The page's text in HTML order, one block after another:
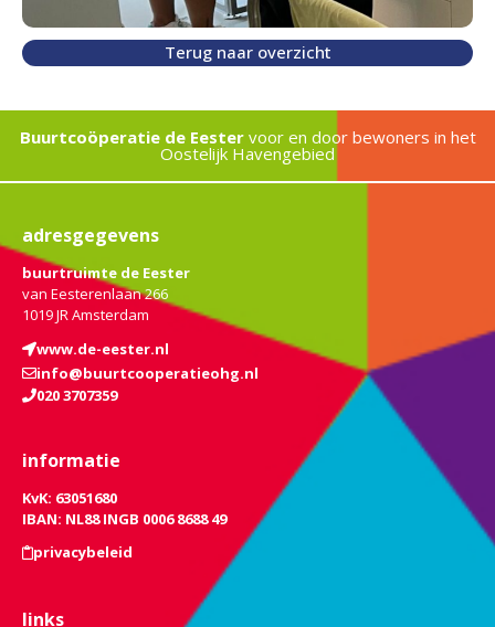
Terug naar overzicht
Buurtcoöperatie de Eestervoor en door bewoners in het
Oostelijk Havengebied
adresgegevens
buurtruimte de Eester
van Eesterenlaan 266
1019 JR Amsterdam
www.de-eester.nl
info@buurtcooperatieohg.nl
020 3707359
informatie
KvK: 63051680
IBAN: NL88 INGB 0006 8688 49
privacybeleid
links